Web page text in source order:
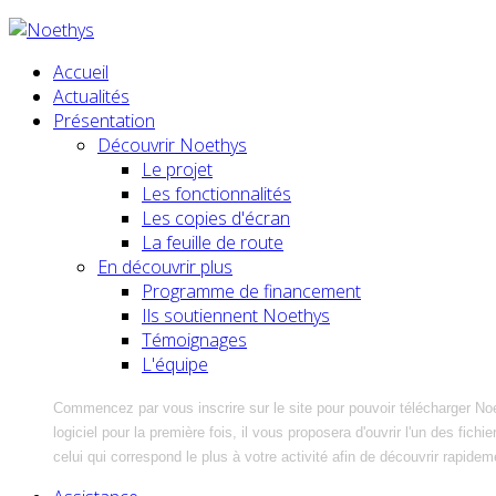
Accueil
Actualités
Présentation
Découvrir Noethys
Le projet
Les fonctionnalités
Les copies d'écran
La feuille de route
En découvrir plus
Programme de financement
Ils soutiennent Noethys
Témoignages
L'équipe
Commencez par vous inscrire sur le site pour pouvoir télécharger
logiciel pour la première fois, il vous proposera d'ouvrir l'un des
celui qui correspond le plus à votre activité afin de découvrir